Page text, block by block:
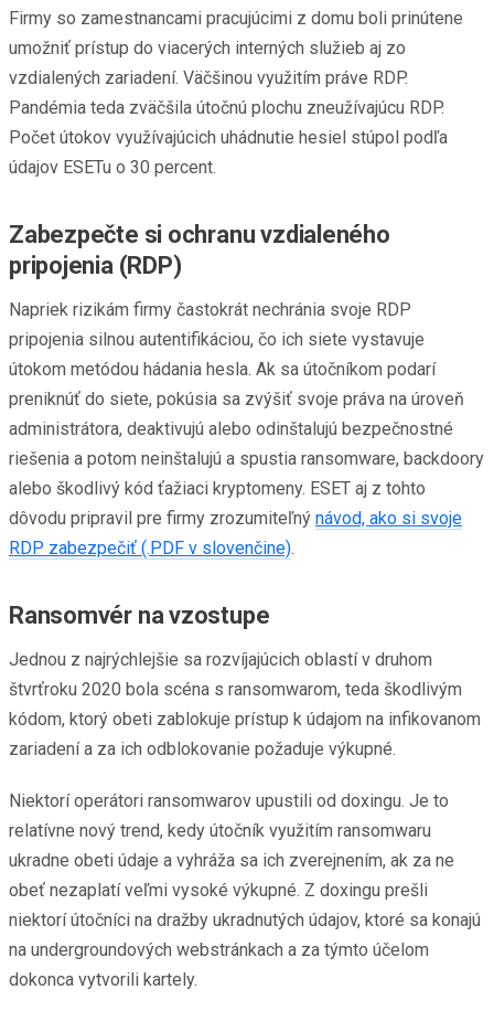
Firmy so zamestnancami pracujúcimi z domu boli prinútene
umožniť prístup do viacerých interných služieb aj zo
vzdialených zariadení. Väčšinou využitím práve RDP.
Pandémia teda zväčšila útočnú plochu zneužívajúcu RDP.
Počet útokov využívajúcich uhádnutie hesiel stúpol podľa
údajov ESETu o 30 percent.
Zabezpečte si ochranu vzdialeného
pripojenia (RDP)
Napriek rizikám firmy častokrát nechránia svoje RDP
pripojenia silnou autentifikáciou, čo ich siete vystavuje
útokom metódou hádania hesla. Ak sa útočníkom podarí
preniknúť do siete, pokúsia sa zvýšiť svoje práva na úroveň
administrátora, deaktivujú alebo odinštalujú bezpečnostné
riešenia a potom neinštalujú a spustia ransomware, backdoory
alebo škodlivý kód ťažiaci kryptomeny. ESET aj z tohto
dôvodu pripravil pre firmy zrozumiteľný návod, ako si svoje
RDP zabezpečiť (.PDF v slovenčine).
Ransomvér na vzostupe
Jednou z najrýchlejšie sa rozvíjajúcich oblastí v druhom
štvrťroku 2020 bola scéna s ransomwarom, teda škodlivým
kódom, ktorý obeti zablokuje prístup k údajom na infikovanom
zariadení a za ich odblokovanie požaduje výkupné.
Niektorí operátori ransomwarov upustili od doxingu. Je to
relatívne nový trend, kedy útočník využitím ransomwaru
ukradne obeti údaje a vyhráža sa ich zverejnením, ak za ne
obeť nezaplatí veľmi vysoké výkupné. Z doxingu prešli
niektorí útočníci na dražby ukradnutých údajov, ktoré sa konajú
na undergroundových webstránkach a za týmto účelom
dokonca vytvorili kartely.